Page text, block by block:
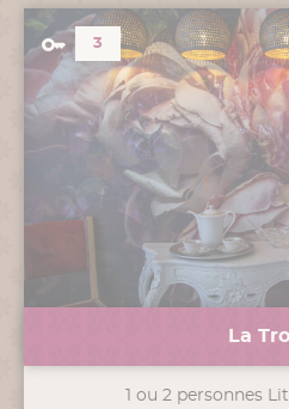
3
La
1 ou 2 personnes